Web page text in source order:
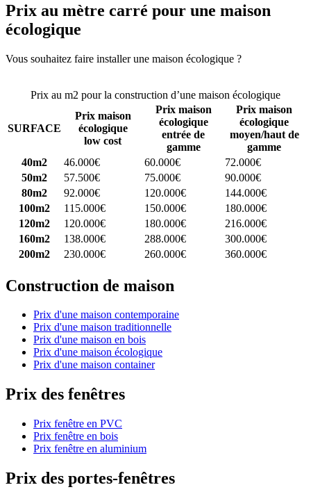
Prix au mètre carré pour une maison
écologique
Vous souhaitez faire installer une maison écologique ?
Prix au m2 pour la construction d’une maison écologique
SURFACE
Prix maison
écologique
low cost
Prix maison
écologique
entrée de
gamme
Prix maison
écologique
moyen/haut de
gamme
40m2
46.000€ 60.000€
72.000€
50m2
57.500€ 75.000€
90.000€
80m2
92.000€ 120.000€
144.000€
100m2
115.000€ 150.000€
180.000€
120m2
120.000€ 180.000€
216.000€
160m2
138.000€ 288.000€
300.000€
200m2
230.000€ 260.000€ 360.000€
Construction de maison
Prix d'une maison contemporaine
Prix d'une maison traditionnelle
Prix d'une maison en bois
Prix d'une maison écologique
Prix d'une maison container
Prix des fenêtres
Prix fenêtre en PVC
Prix fenêtre en bois
Prix fenêtre en aluminium
Prix des portes-fenêtres